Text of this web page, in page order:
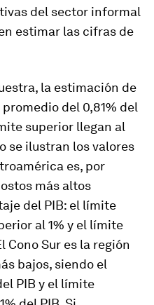
del sector informal
estimar las cifras de
la estimación de
del 0,81% del
superior llegan al
se ilustran los valores
es, por
más altos
del PIB: el límite
al 1% y el límite
Cono Sur es la región
bajos, siendo el
PIB y el límite